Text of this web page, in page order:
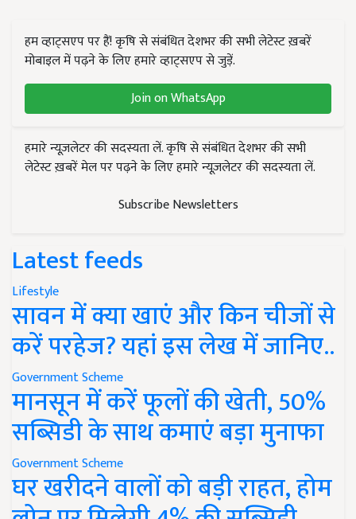
हम व्हाट्सएप पर हैं! कृषि से संबंधित देशभर की सभी लेटेस्ट ख़बरें
मोबाइल में पढ़ने के लिए हमारे व्हाट्सएप से जुड़ें.
Join on WhatsApp
हमारे न्यूज़लेटर की सदस्यता लें. कृषि से संबंधित देशभर की सभी
लेटेस्ट ख़बरें मेल पर पढ़ने के लिए हमारे न्यूज़लेटर की सदस्यता लें.
Subscribe Newsletters
Latest feeds
Lifestyle
सावन में क्या खाएं और किन चीजों से
करें परहेज? यहां इस लेख में जानिए..
Government Scheme
मानसून में करें फूलों की खेती, 50%
सब्सिडी के साथ कमाएं बड़ा मुनाफा
Government Scheme
घर खरीदने वालों को बड़ी राहत, होम